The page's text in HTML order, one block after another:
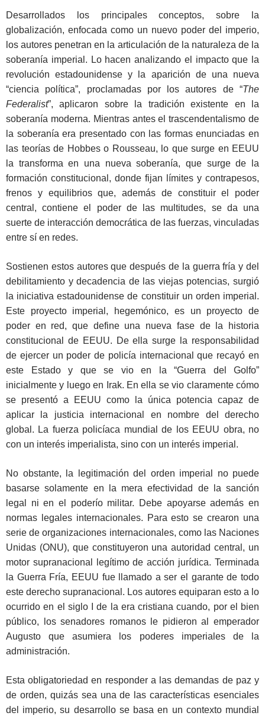
Desarrollados los principales conceptos, sobre la
globalización, enfocada como un nuevo poder del imperio,
los autores penetran en la articulación de la naturaleza de la
soberanía imperial. Lo hacen analizando el impacto que la
revolución estadounidense y la aparición de una nueva
“ciencia política”, proclamadas por los autores de “The
Federalist”, aplicaron sobre la tradición existente en la
soberanía moderna. Mientras antes el trascendentalismo de
la soberanía era presentado con las formas enunciadas en
las teorías de Hobbes o Rousseau, lo que surge en EEUU
la transforma en una nueva soberanía, que surge de la
formación constitucional, donde fijan límites y contrapesos,
frenos y equilibrios que, además de constituir el poder
central, contiene el poder de las multitudes, se da una
suerte de interacción democrática de las fuerzas, vinculadas
entre sí en redes.
Sostienen estos autores que después de la guerra fría y del
debilitamiento y decadencia de las viejas potencias, surgió
la iniciativa estadounidense de constituir un orden imperial.
Este proyecto imperial, hegemónico, es un proyecto de
poder en red, que define una nueva fase de la historia
constitucional de EEUU. De ella surge la responsabilidad
de ejercer un poder de policía internacional que recayó en
este Estado y que se vio en la “Guerra del Golfo”
inicialmente y luego en Irak. En ella se vio claramente cómo
se presentó a EEUU como la única potencia capaz de
aplicar la justicia internacional en nombre del derecho
global. La fuerza policíaca mundial de los EEUU obra, no
con un interés imperialista, sino con un interés imperial.
No obstante, la legitimación del orden imperial no puede
basarse solamente en la mera efectividad de la sanción
legal ni en el poderío militar. Debe apoyarse además en
normas legales internacionales. Para esto se crearon una
serie de organizaciones internacionales, como las Naciones
Unidas (ONU), que constituyeron una autoridad central, un
motor supranacional legítimo de acción jurídica. Terminada
la Guerra Fría, EEUU fue llamado a ser el garante de todo
este derecho supranacional. Los autores equiparan esto a lo
ocurrido en el siglo I de la era cristiana cuando, por el bien
público, los senadores romanos le pidieron al emperador
Augusto que asumiera los poderes imperiales de la
administración.
Esta obligatoriedad en responder a las demandas de paz y
de orden, quizás sea una de las características esenciales
del imperio, su desarrollo se basa en un contexto mundial